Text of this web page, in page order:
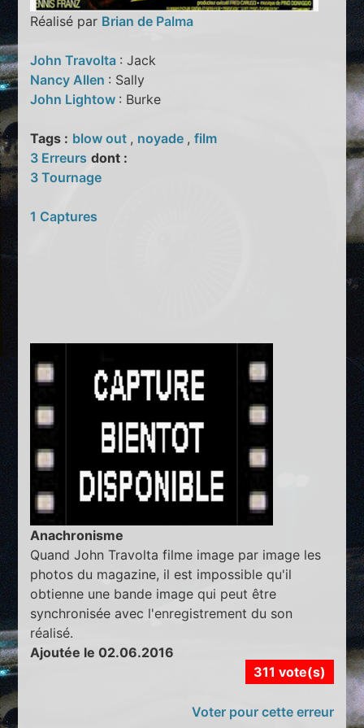
Réalisé par Brian de Palma
John Travolta : Jack
Nancy Allen : Sally
John Lightow : Burke
Tags : blow out , noyade ,film
3 Erreurs dont :
3 Tournage
1 Captures
Anachronisme
Quand John Travolta filme image par image les
photos du magazine, il est impossible qu'il
obtienne une bande image qui peut être
synchronisée avec l'enregistrement du son
réalisé.
Ajoutée le 02.06.2016
311 vote(s)
Voter pour cette erreur